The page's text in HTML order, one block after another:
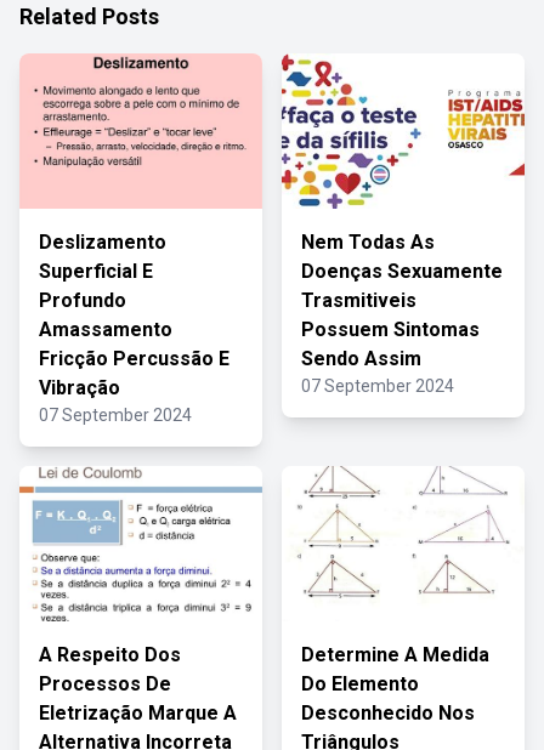
Related Posts
Deslizamento
Superficial E
Profundo
Amassamento
Fricção Percussão E
Vibração
07 September 2024
Nem Todas As
Doenças Sexuamente
Trasmitiveis
Possuem Sintomas
Sendo Assim
07 September 2024
A Respeito Dos
Processos De
Eletrização Marque A
Alternativa Incorreta
Determine A Medida
Do Elemento
Desconhecido Nos
Triângulos